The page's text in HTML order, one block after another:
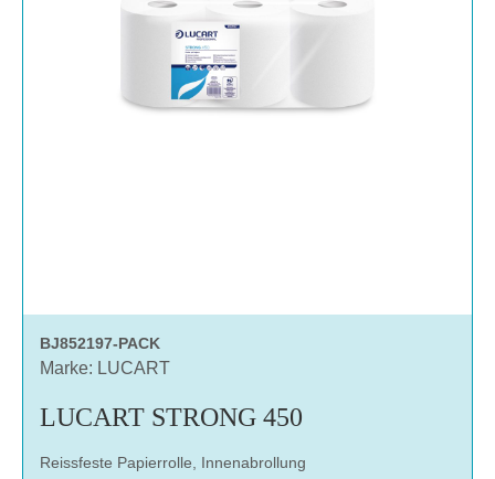
BJ852197-PACK
Marke: LUCART
LUCART STRONG 450
Reissfeste Papierrolle, Innenabrollung